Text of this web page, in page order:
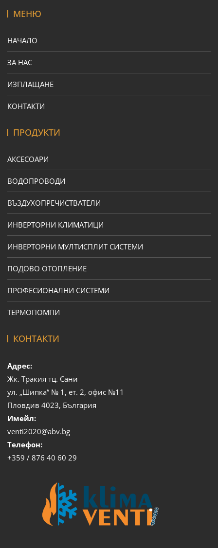
МЕНЮ
НАЧАЛО
ЗА НАС
ИЗПЛАЩАНЕ
КОНТАКТИ
ПРОДУКТИ
АКСЕСОАРИ
ВОДОПРОВОДИ
ВЪЗДУХОПРЕЧИСТВАТЕЛИ
ИНВЕРТОРНИ КЛИМАТИЦИ
ИНВЕРТОРНИ МУЛТИСПЛИТ СИСТЕМИ
ПОДОВО ОТОПЛЕНИЕ
ПРОФЕСИОНАЛНИ СИСТЕМИ
ТЕРМОПОМПИ
КОНТАКТИ
Адрес:
Жк. Тракия тц. Сани
ул. „Шипка“ № 1, ет. 2, офис №11
Пловдив 4023, България
Имейл:
venti2020@abv.bg
Телефон:
+359 / 876 40 60 29